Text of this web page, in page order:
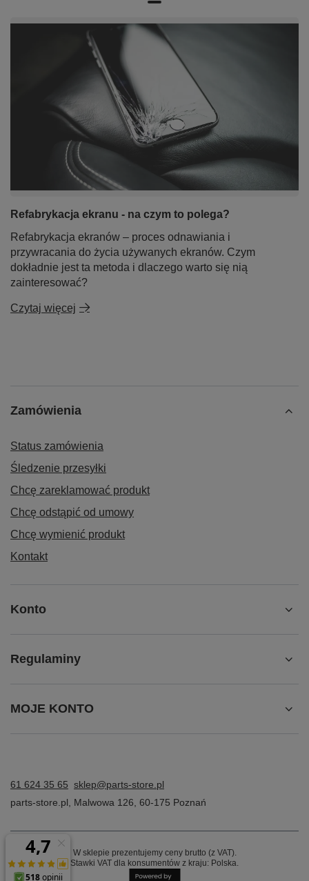
Refabrykacja ekranu - na czym to polega?
Refabrykacja ekranów – proces odnawiania i
przywracania do życia używanych ekranów. Czym
dokładnie jest ta metoda i dlaczego warto się nią
zainteresować?
Czytaj więcej
Zamówienia
Status zamówienia
Śledzenie przesyłki
Chcę zareklamować produkt
Chcę odstąpić od umowy
Chcę wymienić produkt
Kontakt
Konto
Regulaminy
MOJE KONTO
61 624 35 65 sklep@parts-store.pl
parts-store.pl
Malwowa 126 60-175 Poznań
W sklepie prezentujemy ceny brutto (z VAT).
Stawki VAT dla konsumentów z kraju: Polska.